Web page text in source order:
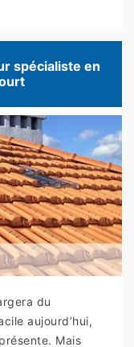
spécialiste en
du
aujourd’hui,
Mais